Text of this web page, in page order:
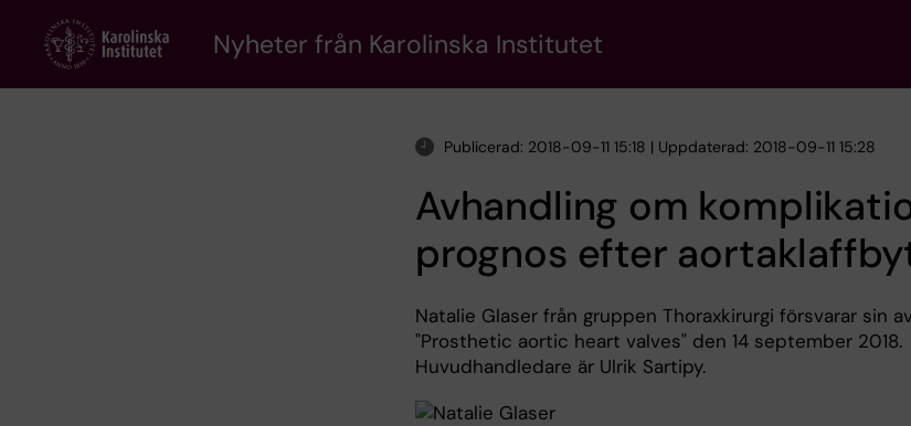
content
Nyheter från Karolinska Institutet
Publicerad: 2018-09-11 15:18 | Uppdaterad: 2018-09-11 15:28
Avhandling om
prognos efter
Natalie Glaser från gruppen Thoraxkirurgi försvarar sin
"Prosthetic aortic heart valves" den 14 september 2018.
Huvudhandledare är Ulrik Sartipy.